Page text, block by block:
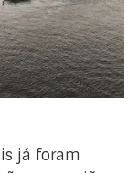
já foram